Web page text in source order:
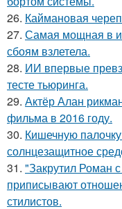
26. Каймановая
27. Самая мощная в
сбоям взлетела.
28. ИИ впервые
тесте тьюринга.
29. Актёр Алан
фильма в 2016 году.
30. Кишечную
солнцезащитное
31. "Закрутил Роман
приписывают
стилистов.